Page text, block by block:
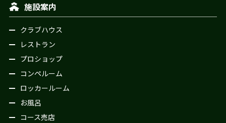
施設案内
クラブハウス
レストラン
プロショップ
コンペルーム
ロッカールーム
お風呂
コース売店